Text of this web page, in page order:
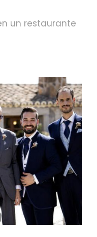
un restaurante